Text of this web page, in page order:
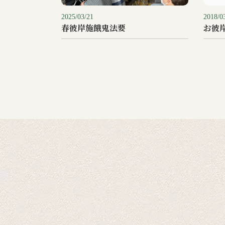
2025/03/21
春彼岸施餓鬼法要
2018/
お彼